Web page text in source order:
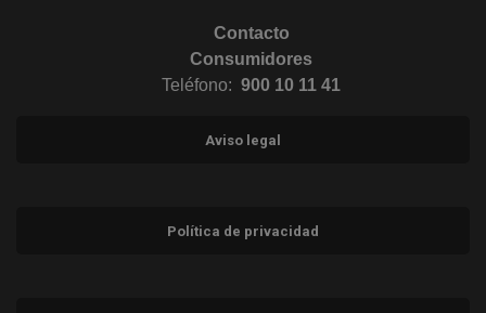
Contacto
Consumidores
Teléfono: 900 10 11 41
Aviso legal
Política de privacidad